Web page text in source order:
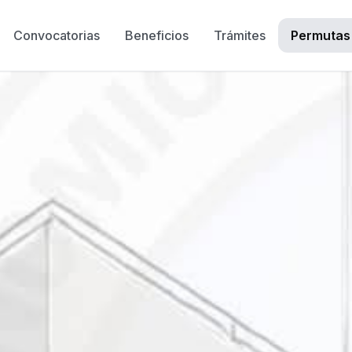
Convocatorias Beneficios Trámites Permutas